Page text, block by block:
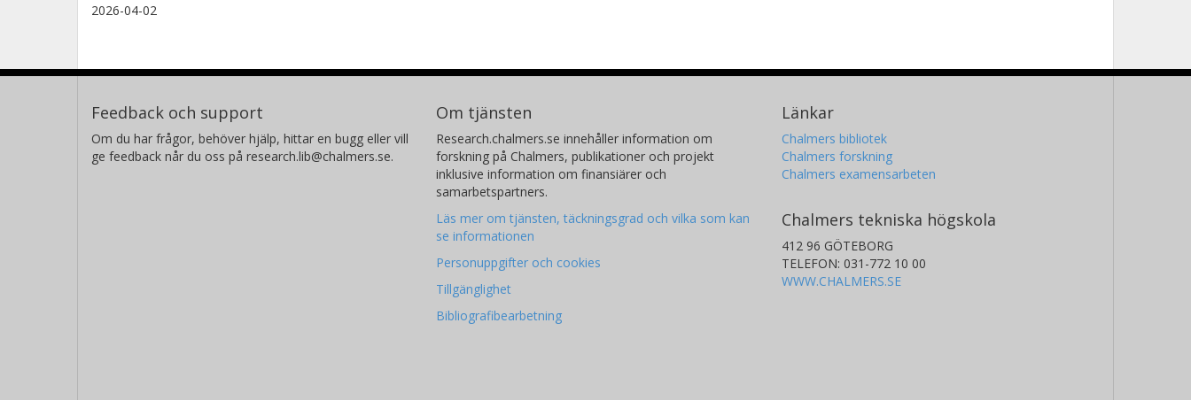
2026-04-02
Feedback och support
Om du har frågor, behöver hjälp, hittar en bugg eller vill
ge feedback når du oss på research.lib@chalmers.se.
Om tjänsten
Research.chalmers.se innehåller information om
forskning på Chalmers, publikationer och projekt
inklusive information om finansiärer och
samarbetspartners.
Läs mer om tjänsten, täckningsgrad och vilka som kan
se informationen
Personuppgifter och cookies
Tillgänglighet
Bibliografibearbetning
Länkar
Chalmers bibliotek
Chalmers forskning
Chalmers examensarbeten
Chalmers tekniska högskola
412 96 GÖTEBORG
TELEFON: 031-772 10 00
WWW.CHALMERS.SE